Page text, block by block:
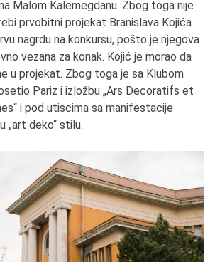
Malom Kalemegdanu. Zbog toga nije
prvobitni projekat Branislava Kojića
nagrdu na konkursu, pošto je njegova
vezana za konak. Kojić je morao da
u projekat. Zbog toga je sa Klubom
Pariz i izložbu „Ars Decoratifs et
i pod utiscima sa manifestacije
„art deko“ stilu.